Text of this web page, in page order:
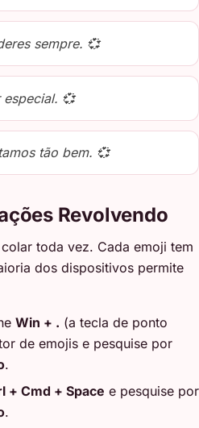
sempre. 💞
💞
tão bem. 💞
Revolvendo
toda vez. Cada emoji tem
dos dispositivos permite
Win + . (a tecla de ponto
de emojis e pesquise por
.
+ Cmd + Space e pesquise por
.